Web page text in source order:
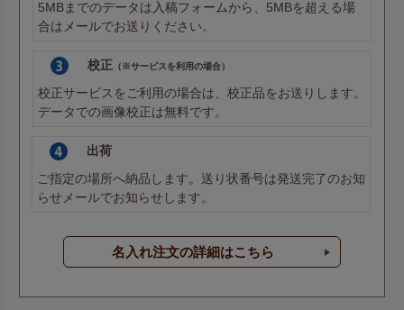
5MBまでのデータは 入稿フォームから、5MBを超える場
合は メールでお送りください。
校正（※サービスを利用の場合）
校正サービスをご利用の場合は、校正品をお送りします。
データでの画像校正は無料です。
出荷
ご指定の場所へ納品します。送り状番号は発送完了のお知
らせメールでお知らせします。
名入れ注文の詳細はこちら